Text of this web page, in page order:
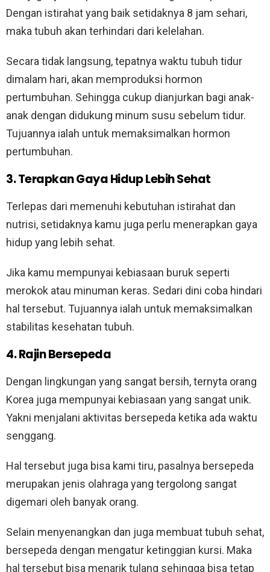
Dengan istirahat yang baik setidaknya 8 jam sehari,
maka tubuh akan terhindari dari kelelahan.
Secara tidak langsung, tepatnya waktu tubuh tidur
dimalam hari, akan memproduksi hormon
pertumbuhan. Sehingga cukup dianjurkan bagi anak-
anak dengan didukung minum susu sebelum tidur.
Tujuannya ialah untuk memaksimalkan hormon
pertumbuhan.
3. Terapkan Gaya Hidup Lebih Sehat
Terlepas dari memenuhi kebutuhan istirahat dan
nutrisi, setidaknya kamu juga perlu menerapkan gaya
hidup yang lebih sehat.
Jika kamu mempunyai kebiasaan buruk seperti
merokok atau minuman keras. Sedari dini coba hindari
hal tersebut. Tujuannya ialah untuk memaksimalkan
stabilitas kesehatan tubuh.
4. Rajin Bersepeda
Dengan lingkungan yang sangat bersih, ternyta orang
Korea juga mempunyai kebiasaan yang sangat unik.
Yakni menjalani aktivitas bersepeda ketika ada waktu
senggang.
Hal tersebut juga bisa kami tiru, pasalnya bersepeda
merupakan jenis olahraga yang tergolong sangat
digemari oleh banyak orang.
Selain menyenangkan dan juga membuat tubuh sehat,
bersepeda dengan mengatur ketinggian kursi. Maka
hal tersebut bisa menarik tulang sehingga bisa tetap